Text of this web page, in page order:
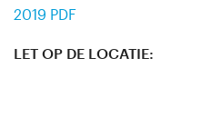
2019 PDF
LET OP DE LOCATIE: